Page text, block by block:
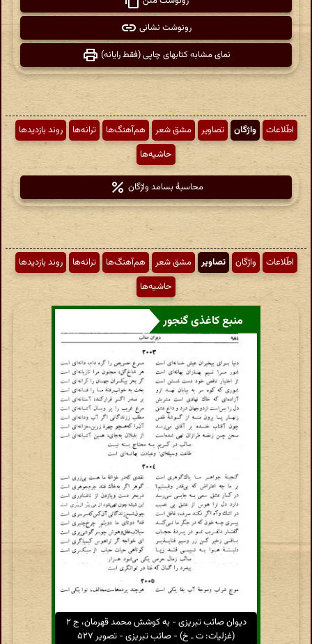
رونوشت نشانی
نمای مشابه کتابهای چاپی (فقط رایانه)
اطّلاعات واژگان تصاویر مشق شعر هم‌آهنگ‌ها ترانه‌ها
روند بازدیدها
حاشیه‌ها
محاسبهٔ بسامد واژگان
اطّلاعات واژگان تصاویر مشق شعر هم‌آهنگ‌ها ترانه‌ها
روند بازدیدها
حاشیه‌ها
منبع کاغذی گنجور
دیوان صائب تبریزی - به کوشش محمد قهرمان، ج ۲
(غزلیات: ت ـ خ) - صائب تبریزی - تصویر ۵۲۷